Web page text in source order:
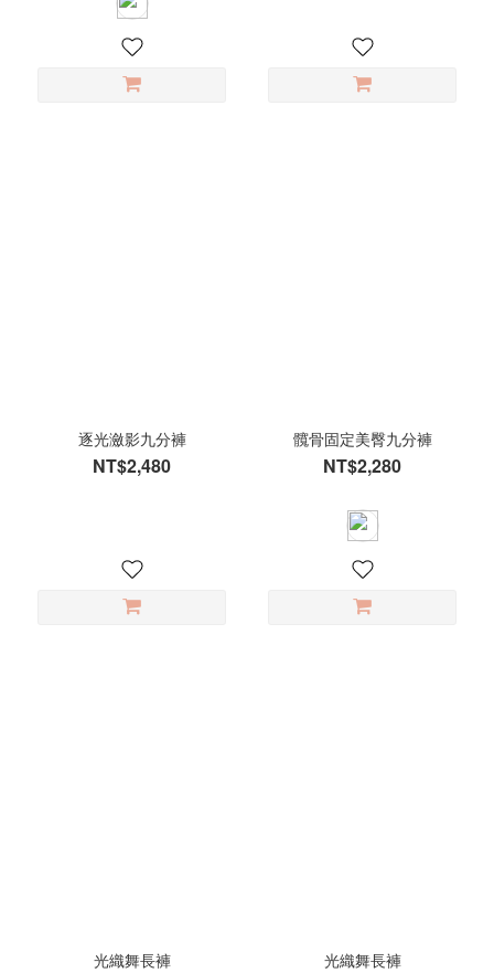
逐光瀲影九分褲
NT$2,480
髖骨固定美臀九分褲
NT$2,280
光織舞長褲 光織舞長褲